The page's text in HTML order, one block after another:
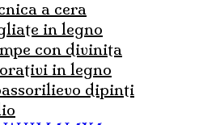
a cera
in legno
con divinita
in legno
dipinti